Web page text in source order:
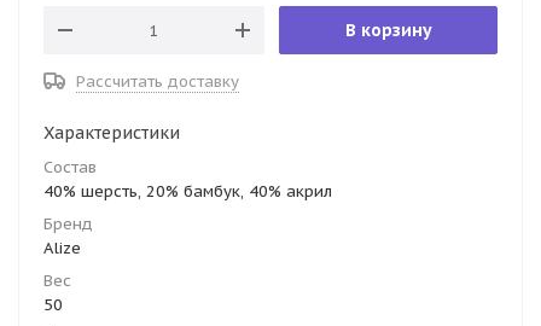
В корзину
Рассчитать доставку
Характеристики
Состав
40% шерсть, 20% бамбук, 40% акрил
Бренд
Alize
Вес
50